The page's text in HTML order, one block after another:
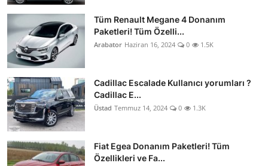
Tüm Renault Megane 4 Donanım
Paketleri! Tüm Özelli...
Arabator Haziran 16, 2024 0 1.5K
Cadillac Escalade Kullanıcı yorumları ?
Cadillac E...
Üstad Temmuz 14, 2024 0 1.3K
Fiat Egea Donanım Paketleri! Tüm
Özellikleri ve Fa...